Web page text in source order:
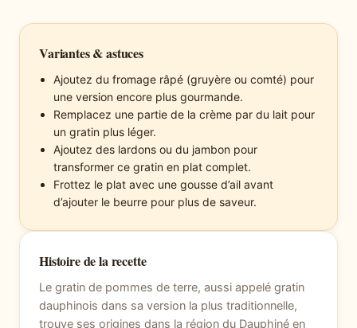
Variantes & astuces
Ajoutez du fromage râpé (gruyère ou comté) pour
une version encore plus gourmande.
Remplacez une partie de la crème par du lait pour
un gratin plus léger.
Ajoutez des lardons ou du jambon pour
transformer ce gratin en plat complet.
Frottez le plat avec une gousse d’ail avant
d’ajouter le beurre pour plus de saveur.
Histoire de la recette
Le gratin de pommes de terre, aussi appelé gratin
dauphinois dans sa version la plus traditionnelle,
trouve ses origines dans la région du Dauphiné en